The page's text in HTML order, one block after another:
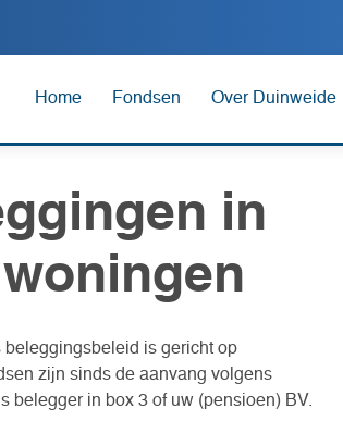
Home Fondsen Over Duinweide
in
is gericht op
zijn sinds de aanvang volgens
belegger in box 3 of uw (pensioen) BV.